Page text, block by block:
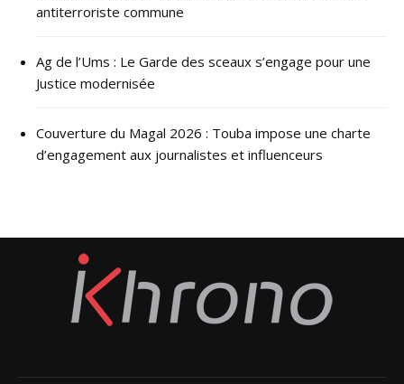
antiterroriste commune
Ag de l’Ums : Le Garde des sceaux s’engage pour une
Justice modernisée
Couverture du Magal 2026 : Touba impose une charte
d’engagement aux journalistes et influenceurs